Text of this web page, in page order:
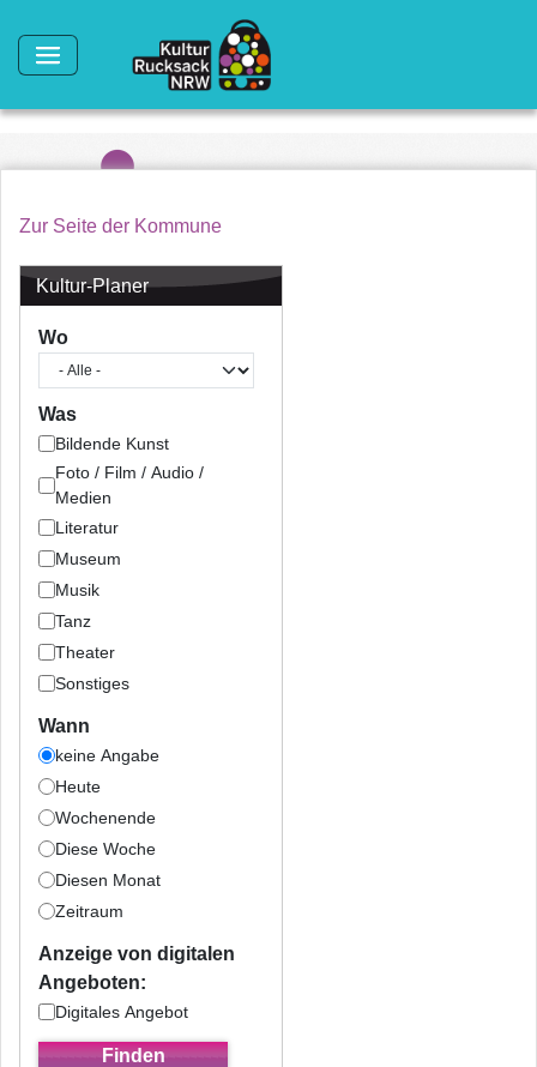
Zur Seite der Kommune
Kultur-Planer
Wo
Was
Bildende Kunst
Foto / Film / Audio /
Medien
Literatur
Museum
Musik
Tanz
Theater
Sonstiges
Wann
keine Angabe
Heute
Wochenende
Diese Woche
Diesen Monat
Zeitraum
Anzeige von digitalen
Angeboten:
Digitales Angebot